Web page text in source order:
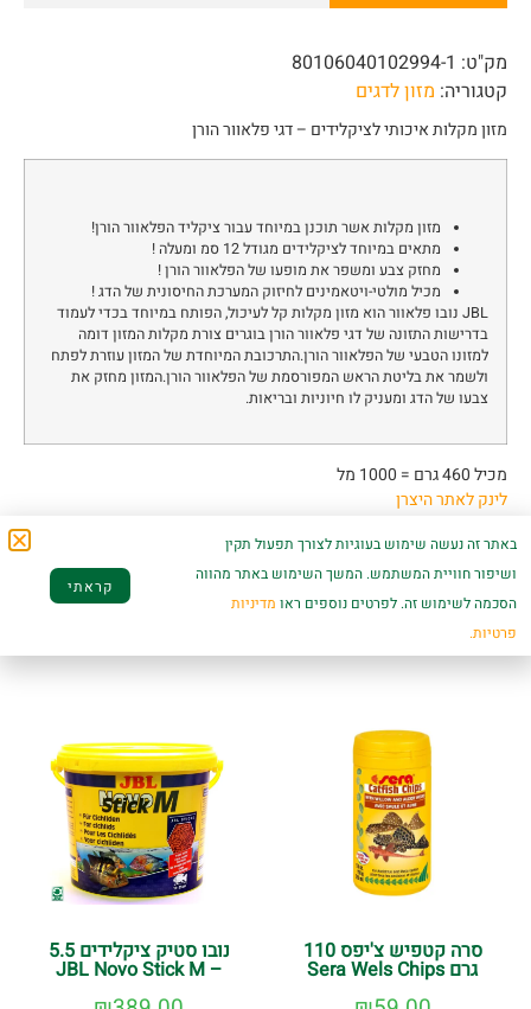
מק"ט: 80106040102994-1
קטגוריה: מזון לדגים
מזון מקלות איכותי לציקלידים – דגי פלאוור הורן
מזון מקלות אשר תוכנן במיוחד עבור ציקליד הפלאוור הורן!
מתאים במיוחד לציקלידים מגודל 12 סמ ומעלה !
מחזק צבע ומשפר את מופעו של הפלאוור הורן !
מכיל מולטי-ויטאמינים לחיזוק המערכת החיסונית של הדג !
JBL נובו פלאוור הוא מזון מקלות קל לעיכול, הפותח במיוחד בכדי לעמוד
בדרישות התזונה של דגי פלאוור הורן בוגרים צורת מקלות המזון דומה
למזונו הטבעי של הפלאוור הורן.התרכובת המיוחדת של המזון עוזרת לפתח
ולשמר את בליטת הראש המפורסמת של הפלאוור הורן.המזון מחזק את
צבעו של הדג ומעניק לו חיוניות ובריאות.
מכיל 460 גרם = 1000 מל
לינק לאתר היצרן
מוצרים קשורים
סרה קטפיש צ'יפס 110
גרם Sera Wels Chips
נובו סטיק ציקלידים 5.5
– JBL Novo Stick M
באתר זה נעשה שימוש בעוגיות לצורך תפעול תקין
ושיפור חוויית המשתמש. המשך השימוש באתר מהווה
הסכמה לשימוש זה. לפרטים נוספים ראו מדיניות
פרטיות.
קראתי